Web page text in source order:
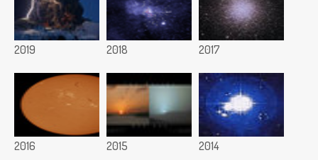
2019 2018 2017
2016 2015 2014